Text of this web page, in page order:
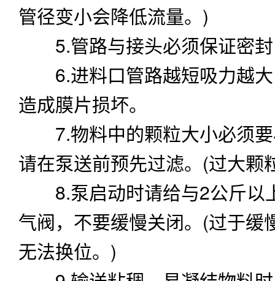
管径变小会降低流量。)
5.管路与接头必须保证密封
6.进料口管路越短吸力越大
造成膜片损坏。
7.物料中的颗粒大小必须要
请在泵送前预先过滤。(过大
8.泵启动时请给与2公斤以
气阀，不要缓慢关闭。(过于
无法换位。)